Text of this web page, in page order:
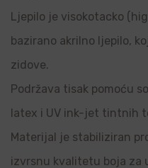
Ljepilo je visokotacko
bazirano akrilno ljepilo,
zidove.
Podržava tisak pomoću
latex i UV ink-jet tintnih
Materijal je stabiliziran
izvrsnu kvalitetu boja za